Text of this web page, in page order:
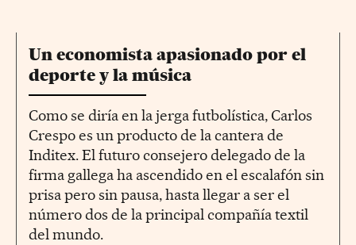
Un economista apasionado por el
deporte y la música
Como se diría en la jerga futbolística, Carlos
Crespo es un producto de la cantera de
Inditex. El futuro consejero delegado de la
firma gallega ha ascendido en el escalafón sin
prisa pero sin pausa, hasta llegar a ser el
número dos de la principal compañía textil
del mundo.